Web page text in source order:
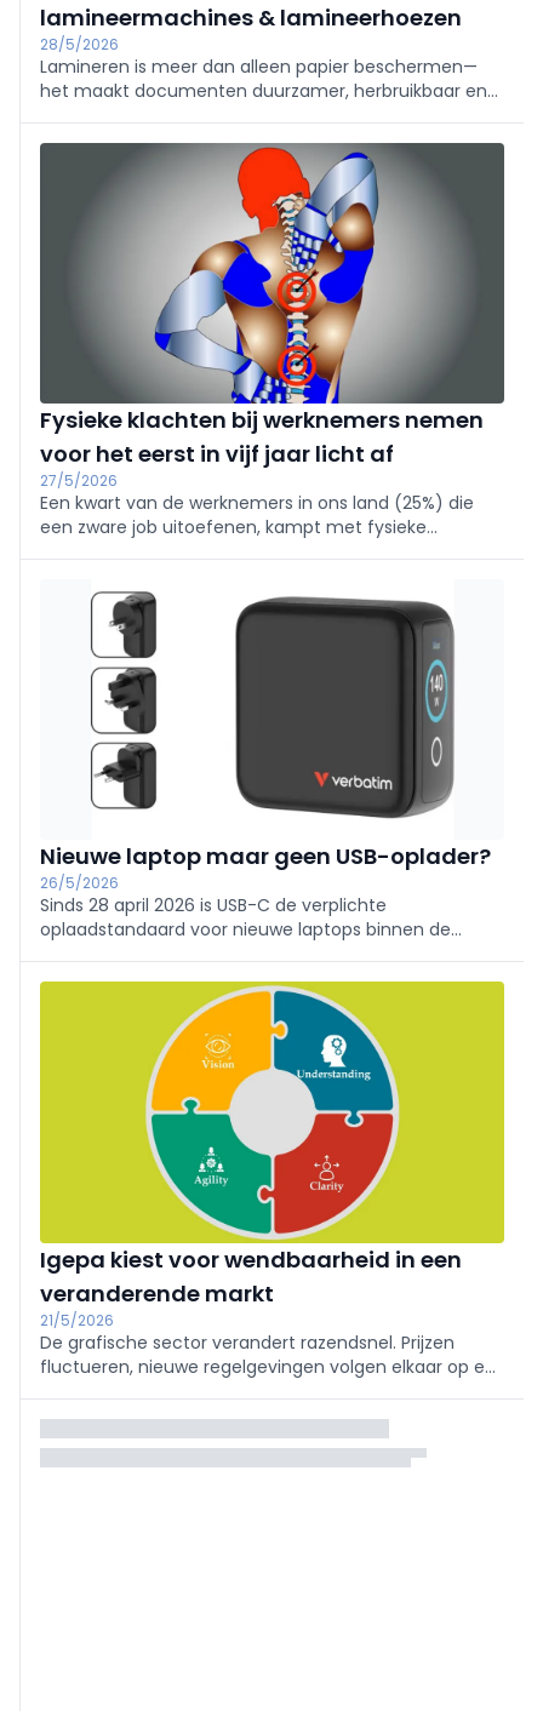
lamineermachines & lamineerhoezen
28/5/2026
Lamineren is meer dan alleen papier beschermen—
het maakt documenten duurzamer, herbruikbaar en
kantoor, met lamineren blijven belangrijke materialen
er langer als nieuw uitzien.
Fysieke klachten bij werknemers nemen
voor het eerst in vijf jaar licht af
27/5/2026
Een kwart van de werknemers in ons land (25%) die
een zware job uitoefenen, kampt met fysieke
klachten niet toe. Dat blijkt uit onderzoek van Mensura.
Nieuwe laptop maar geen USB-oplader?
26/5/2026
Sinds 28 april 2026 is USB-C de verplichte
oplaadstandaard voor nieuwe laptops binnen de
alleen voor meer uniformiteit en minder elektronisch
afval, maar creëert ook extra verkoopkansen voor
resellers, retailers en e-tailers.
Igepa kiest voor wendbaarheid in een
veranderende markt
21/5/2026
De grafische sector verandert razendsnel. Prijzen
fluctueren, nieuwe regelgevingen volgen elkaar op en
het VUCA-tijdperk: Volatility, Uncertainty, Complexity
en Ambiguity.